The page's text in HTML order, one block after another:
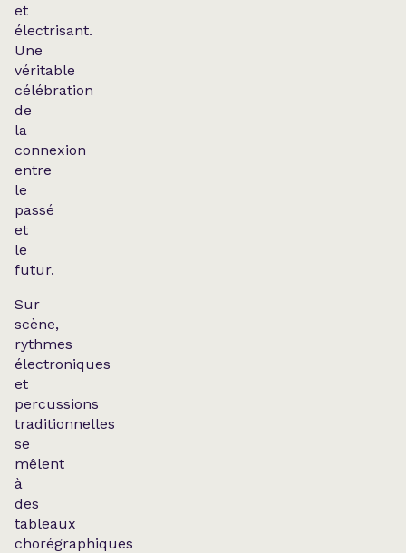
et
électrisant.
Une
véritable
célébration
de
la
connexion
entre
le
passé
et
le
futur.
Sur
scène,
rythmes
électroniques
et
percussions
traditionnelles
se
mêlent
à
des
tableaux
chorégraphiques